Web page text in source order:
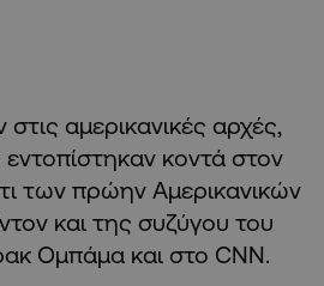
αμερικανικές αρχές,
κοντά στον
των πρώην Αμερικανικών
και της συζύγου του
Ομπάμα και στο CNN.